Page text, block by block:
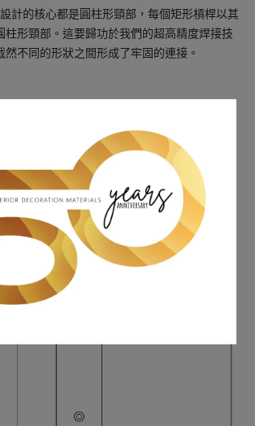
計的核心都是圓柱形頸部，每個矩形槓桿以其
柱形頸部。這要歸功於我們的超高精度焊接技
然不同的形狀之間形成了牢固的連接。